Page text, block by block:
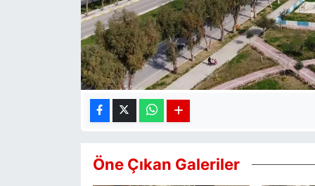
Öne Çıkan Galeriler